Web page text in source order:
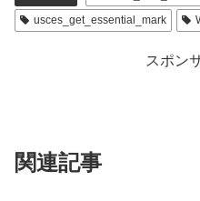
usces_get_essential_mark
スポン
関連記事